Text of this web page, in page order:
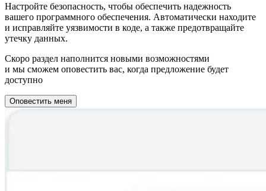
Настройте безопасность, чтобы обеспечить надежность
вашего программного обеспечения. Автоматически находите
и исправляйте уязвимости в коде, а также предотвращайте
утечку данных.
Скоро раздел наполнится новыми возможностями
и мы сможем оповестить вас, когда предложение будет
доступно
Оповестить меня